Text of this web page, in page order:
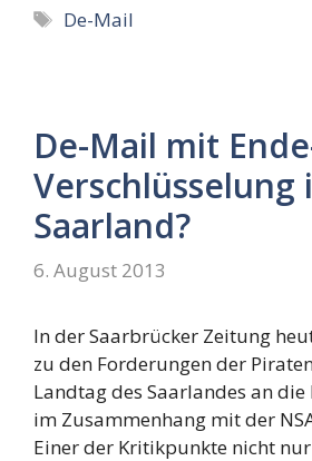
Schlagwörter
De-Mail
De-Mail mit
Verschlüsselung
Saarland?
6. August 2013
In der Saarbrücker Zeitung
zu den Forderungen der
Landtag des Saarlandes an
im Zusammenhang mit der
Einer der Kritikpunkte nicht